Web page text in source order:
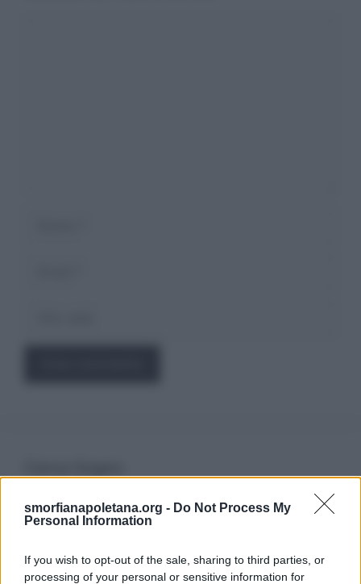
smorfianapoletana.org - Do Not Process My
Personal Information
If you wish to opt-out of the sale, sharing to third parties, or
processing of your personal or sensitive information for
Ricerca